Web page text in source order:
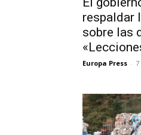
respaldar
sobre las
Europa Press - 7